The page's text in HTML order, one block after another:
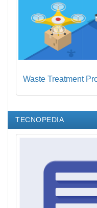
Waste Treatment
TECNOPEDIA